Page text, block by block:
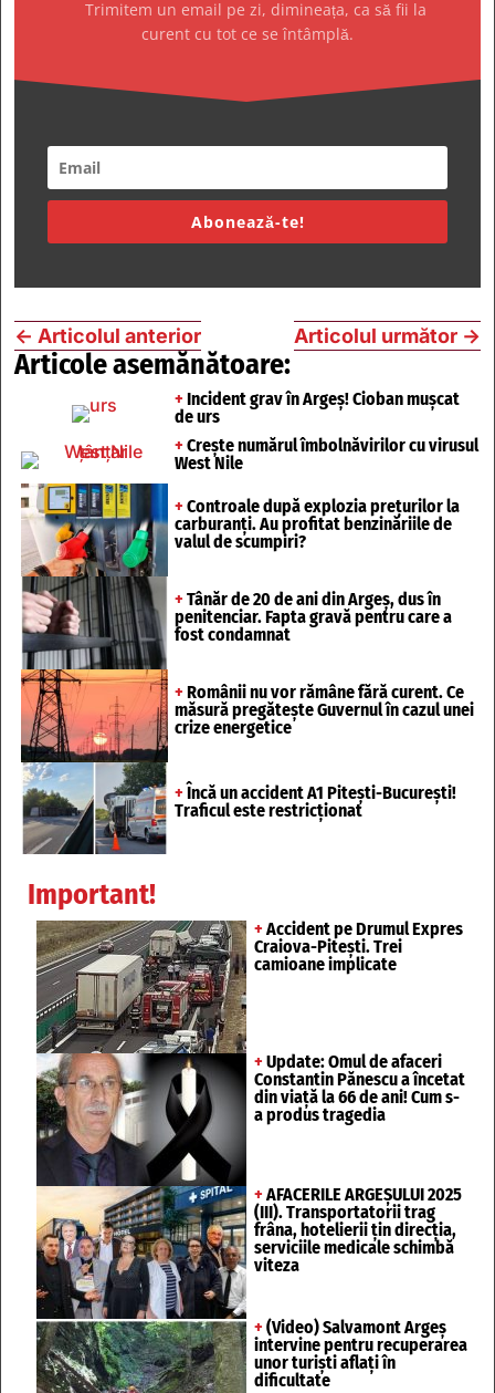
Trimitem un email pe zi, dimineața, ca să fii la
curent cu tot ce se întâmplă.
Abonează-te!
← Articolul anterior Articolul următor →
Articole asemănătoare:
+ Incident grav în Argeș! Cioban mușcat
de urs
+ Crește numărul îmbolnăvirilor cu virusul
West Nile
+ Controale după explozia prețurilor la
carburanți. Au profitat benzinăriile de
valul de scumpiri?
+ Tânăr de 20 de ani din Argeș, dus în
penitenciar. Fapta gravă pentru care a
fost condamnat
+ Românii nu vor rămâne fără curent. Ce
măsură pregătește Guvernul în cazul unei
crize energetice
+ Încă un accident A1 Pitești-București!
Traficul este restricționat
Important!
+ Accident pe Drumul Expres
Craiova-Pitești. Trei
camioane implicate
+ Update: Omul de afaceri
Constantin Pănescu a încetat
din viață la 66 de ani! Cum s-
a produs tragedia
+ AFACERILE ARGEȘULUI 2025
(III). Transportatorii trag
frâna, hotelierii țin direcția,
serviciile medicale schimbă
viteza
+ (Video) Salvamont Argeș
intervine pentru recuperarea
unor turişti aflaţi în
dificultate